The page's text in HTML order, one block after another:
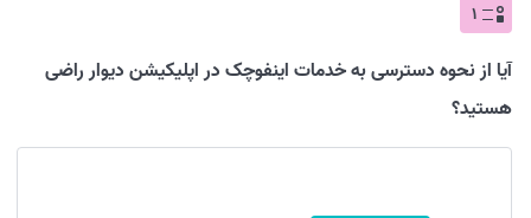
۱
آیا از نحوه دسترسی به خدمات اینفوچک در اپلیکیشن دیوار راضی
هستید؟